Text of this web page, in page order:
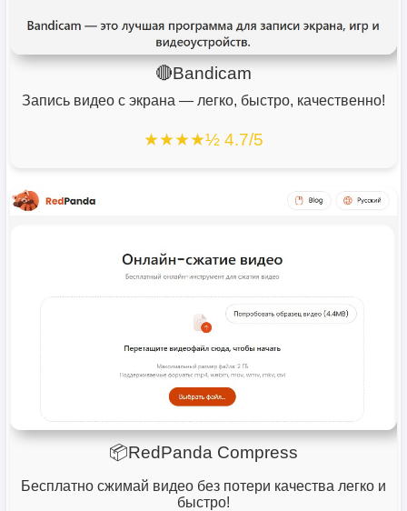
🔴Bandicam
Запись видео с экрана — легко, быстро, качественно!
★★★★½ 4.7/5
📦RedPanda Compress
Бесплатно сжимай видео без потери качества легко и
быстро!